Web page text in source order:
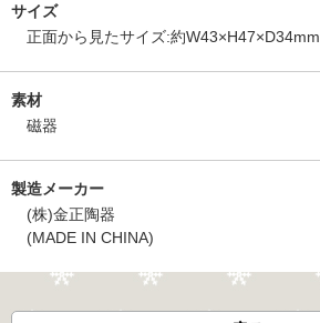
サイズ
正面から見たサイズ:約W43×H47×D34mm
素材
磁器
製造メーカー
(株)金正陶器
(MADE IN CHINA)